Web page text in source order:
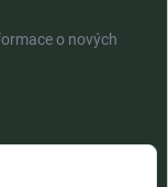
o nových